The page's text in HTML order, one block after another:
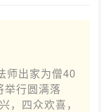
师出家为僧40
举行圆满落
，四众欢喜，